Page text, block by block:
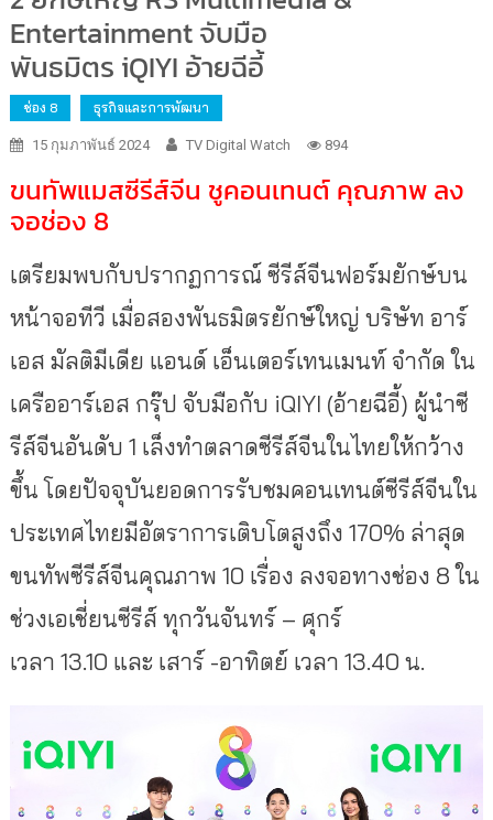
Entertainment จับมือ
พันธมิตร iQIYI อ้ายฉีอี้
ช่อง 8 ธุรกิจและการพัฒนา
15 กุมภาพันธ์ 2024 TV Digital Watch 894
ขนทัพแมสซีรีส์จีน ชูคอนเทนต์ คุณภาพ ลง
จอช่อง 8
เตรียมพบกับปรากฏการณ์ ซีรีส์จีนฟอร์มยักษ์บน
หน้าจอทีวี เมื่อสองพันธมิตรยักษ์ใหญ่ บริษัท อาร์
เอส มัลติมีเดีย แอนด์ เอ็นเตอร์เทนเมนท์ จำกัด ใน
เครืออาร์เอส กรุ๊ป จับมือกับ iQIYI (อ้ายฉีอี้) ผู้นำซี
รีส์จีนอันดับ 1 เล็งทำตลาดซีรีส์จีนในไทยให้กว้าง
ขึ้น โดยปัจจุบันยอดการรับชมคอนเทนต์ซีรีส์จีนใน
ประเทศไทยมีอัตราการเติบโตสูงถึง 170% ล่าสุด
ขนทัพซีรีส์จีนคุณภาพ 10 เรื่อง ลงจอทางช่อง 8 ใน
ช่วงเอเชี่ยนซีรีส์ ทุกวันจันทร์ – ศุกร์
เวลา 13.10 และ เสาร์ -อาทิตย์ เวลา 13.40 น.